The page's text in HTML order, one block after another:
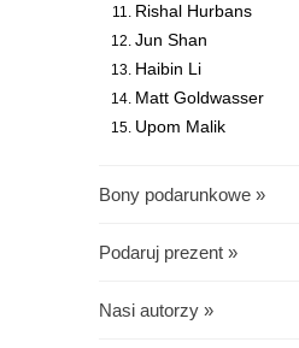
Rishal Hurbans
Jun Shan
Haibin Li
Matt Goldwasser
Upom Malik
Bony podarunkowe »
Podaruj prezent »
Nasi autorzy »